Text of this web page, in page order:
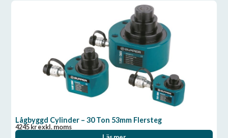
Lågbyggd Cylinder – 30 Ton 53mm Flersteg
4245krexkl. moms